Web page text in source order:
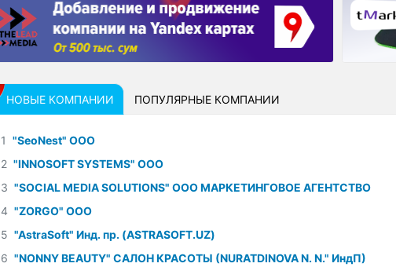
НОВЫЕ КОМПАНИИ ПОПУЛЯРНЫЕ КОМПАНИИ
1 "SeoNest" ООО
2 "INNOSOFT SYSTEMS" ООО
3 "SOCIAL MEDIA SOLUTIONS" ООО МАРКЕТИНГОВОЕ АГЕНТСТВО
4 "ZORGO" ООО
5 "AstraSoft" Инд. пр. (ASTRASOFT.UZ)
6 "NONNY BEAUTY" САЛОН КРАСОТЫ (NURATDINOVA N. N." ИндП)